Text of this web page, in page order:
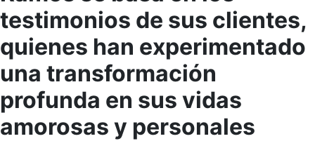
testimonios de sus clientes,
quienes han experimentado
una transformación
profunda en sus vidas
amorosas y personales